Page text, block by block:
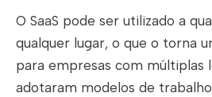
O SaaS pode ser utilizado a
qualquer lugar, o que o torna
para empresas com múltiplas
adotaram modelos de